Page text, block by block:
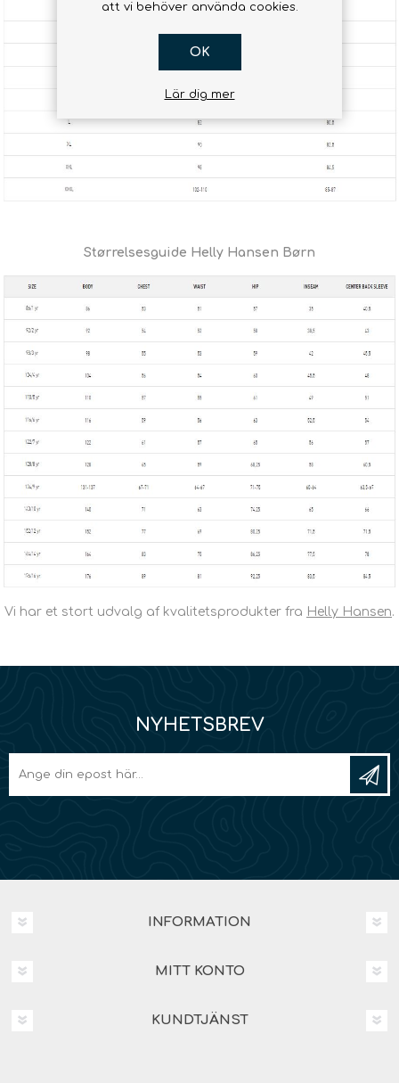
Størrelsesguide Helly Hansen Børn
Vi har et stort udvalg af kvalitetsprodukter fra Helly Hansen.
NYHETSBREV
INFORMATION
MITT KONTO
KUNDTJÄNST
att vi behöver använda cookies.
OK
Lär dig mer